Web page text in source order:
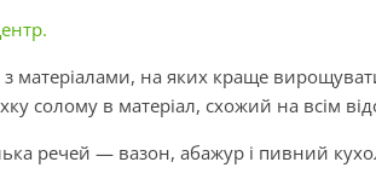
матеріалами, на яких краще
солому в матеріал, схожий на всім
речей — вазон, абажур і пивний